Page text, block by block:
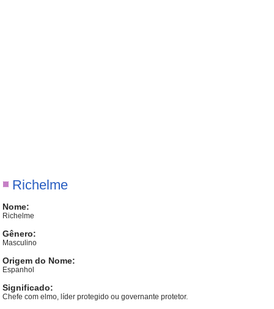
Richelme
Nome:
Richelme
Gênero:
Masculino
Origem do Nome:
Espanhol
Significado:
Chefe com elmo, líder protegido ou governante protetor.